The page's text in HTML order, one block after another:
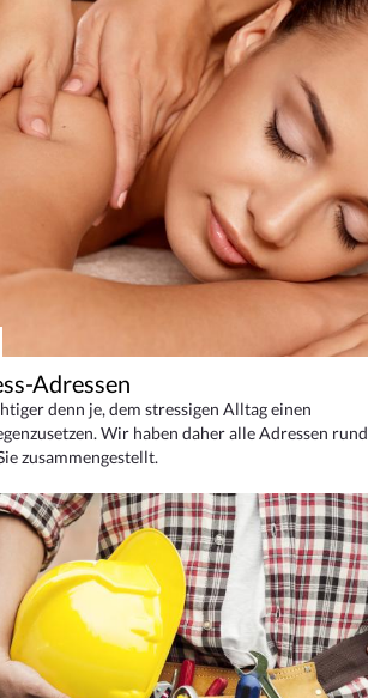
Adressen
denn je, dem stressigen Alltag einen
Wir haben daher alle Adressen rund
zusammengestellt.